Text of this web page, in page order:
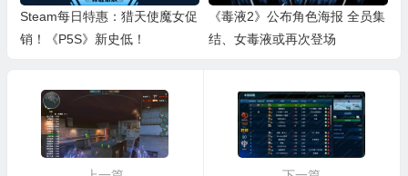
Steam每日特惠：猎天使魔女促
销！《P5S》新史低！
《毒液2》公布角色海报 全员集
结、女毒液或再次登场